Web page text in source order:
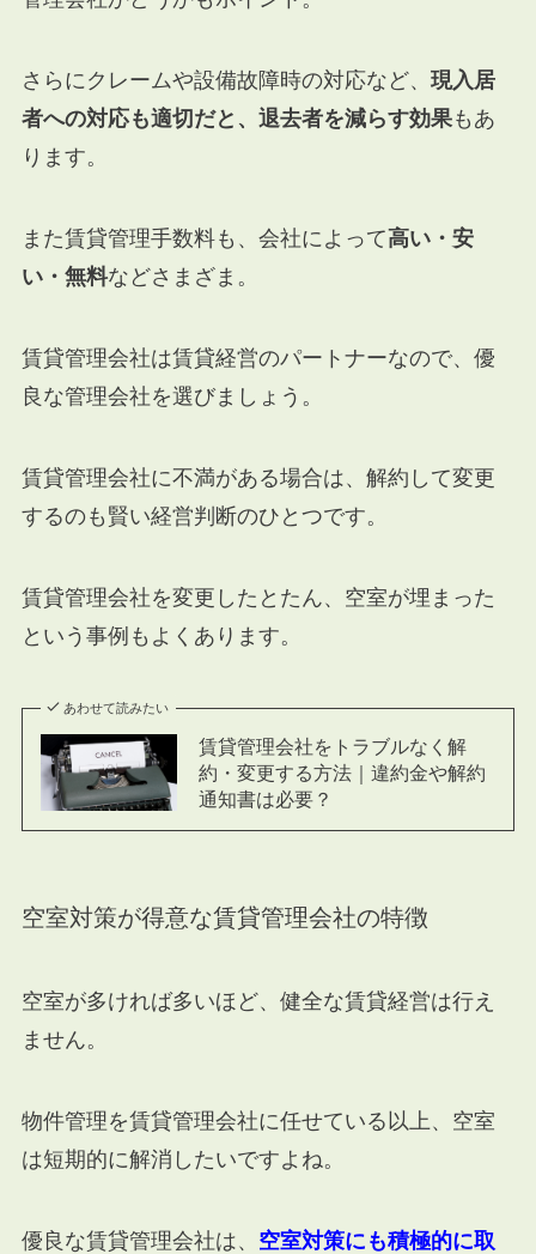
さらにクレームや設備故障時の対応など、 現入居
者への対応も適切だと、退去者を減らす効果もあ
ります。
また賃貸管理手数料も、会社によって高い・安
い・無料などさまざま。
賃貸管理会社は賃貸経営のパートナーなので、優
良な管理会社を選びましょう。
賃貸管理会社に不満がある場合は、解約して変更
するのも賢い経営判断のひとつです。
賃貸管理会社を変更したとたん、空室が埋まった
という事例もよくあります。
あわせて読みたい
賃貸管理会社をトラブルなく解
約・変更する方法｜違約金や解約
通知書は必要？
空室対策が得意な賃貸管理会社の特徴
空室が多ければ多いほど、健全な賃貸経営は行え
ません。
物件管理を賃貸管理会社に任せている以上、空室
は短期的に解消したいですよね。
優良な賃貸管理会社は、 空室対策にも積極的に取